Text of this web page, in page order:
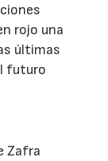
rojo una
últimas
futuro
Zafra